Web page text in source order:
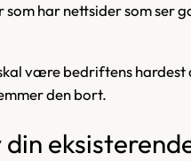
har nettsider som
være bedriftens
den bort.